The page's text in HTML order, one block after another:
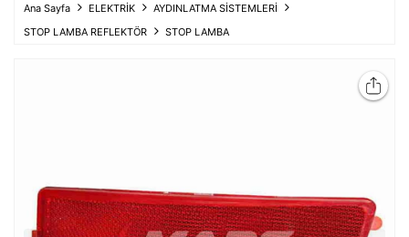
Ana Sayfa ELEKTRİK
AYDINLATMA SİSTEMLERİ
STOP LAMBA REFLEKTÖR
STOP LAMBA